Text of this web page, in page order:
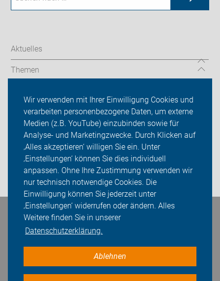
Wir verwenden mit Ihrer Einwilligung Cookies und
verarbeiten personenbezogene Daten, um externe
Medien (z.B. YouTube) einzubinden sowie für
Analyse- und Marketingzwecke. Durch Klicken auf
‚Alles akzeptieren‘ willigen Sie ein. Unter
‚Einstellungen‘ können Sie dies individuell
anpassen. Ohne Ihre Zustimmung verwenden wir
nur technisch notwendige Cookies. Die
Einwilligung können Sie jederzeit unter
‚Einstellungen‘ widerrufen oder ändern. Alles
Weitere finden Sie in unserer
Datenschutzerklärung.
Ablehnen
Aktuelles
Themen
ADFC Herten
Sei dabei
Presse
Login
Bleiben Sie in Kontakt